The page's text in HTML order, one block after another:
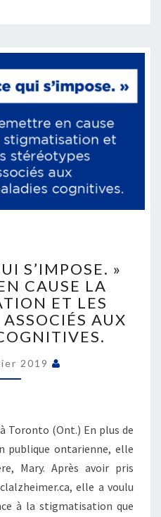
FAITES
CE
QUI
S’IMPOSE.
»
REMETTRE
CAUSE
LA
LES
STÉRÉOTYPES
ASSOCIÉS
AUX
MALADIES
COGNITIVES.
S’IMPOSE. »
CAUSE LA
ET LES
AUX
2019
Toronto (Ont.) En plus de
ontarienne, elle
Mary. Après avoir pris
elle a voulu
à la stigmatisation que